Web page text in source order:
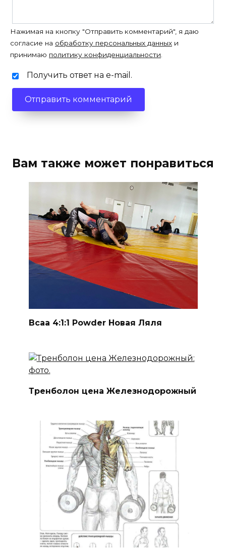
Нажимая на кнопку "Отправить комментарий", я даю
согласие на обработку персональных данных и
принимаю политику конфиденциальности.
Получить ответ на e-mail.
Вам также может понравиться
Bcaa 4:1:1 Powder Новая Ляля
Тренболон цена Железнодорожный